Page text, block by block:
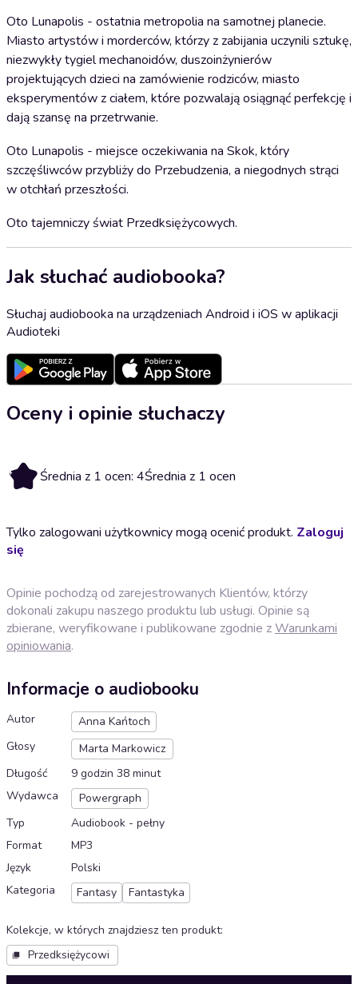
Oto Lunapolis - ostatnia metropolia na samotnej planecie.
Miasto artystów i morderców, którzy z zabijania uczynili sztukę,
niezwykły tygiel mechanoidów, duszoinżynierów
projektujących dzieci na zamówienie rodziców, miasto
eksperymentów z ciałem, które pozwalają osiągnąć perfekcję i
dają szansę na przetrwanie.
Oto Lunapolis - miejsce oczekiwania na Skok, który
szczęśliwców przybliży do Przebudzenia, a niegodnych strąci
w otchłań przeszłości.
Oto tajemniczy świat Przedksiężycowych.
Jak słuchać audiobooka?
Słuchaj audiobooka na urządzeniach Android i iOS w aplikacji
Audioteki
Oceny i opinie słuchaczy
4 Średnia z 1 ocen: 4Średnia z 1 ocen
Tylko zalogowani użytkownicy mogą ocenić produkt. Zaloguj
się
Opinie pochodzą od zarejestrowanych Klientów, którzy
dokonali zakupu naszego produktu lub usługi. Opinie są
zbierane, weryfikowane i publikowane zgodnie zWarunkami
opiniowania.
Informacje o audiobooku
Autor
Anna Kańtoch
Głosy
Marta Markowicz
Długość
9 godzin 38 minut
Wydawca
Powergraph
Typ
Audiobook - pełny
Format
MP3
Język
Polski
Kategoria
Fantasy Fantastyka
Kolekcje, w których znajdziesz ten produkt:
Przedksiężycowi